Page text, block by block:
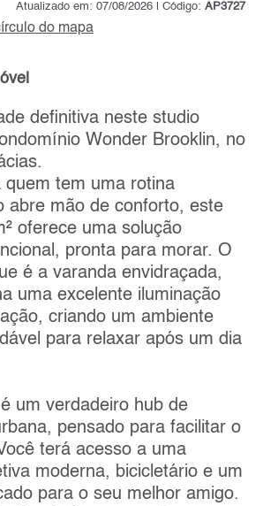
Atualizado em: 07/08/2026 | Código: AP3727
do mapa
definitiva neste studio
Wonder Brooklin, no
quem tem uma rotina
abre mão de conforto, este
oferece uma solução
pronta para morar. O
é a varanda envidraçada,
uma excelente iluminação
criando um ambiente
para relaxar após um dia
um verdadeiro hub de
pensado para facilitar o
terá acesso a uma
moderna, bicicletário e um
para o seu melhor amigo.